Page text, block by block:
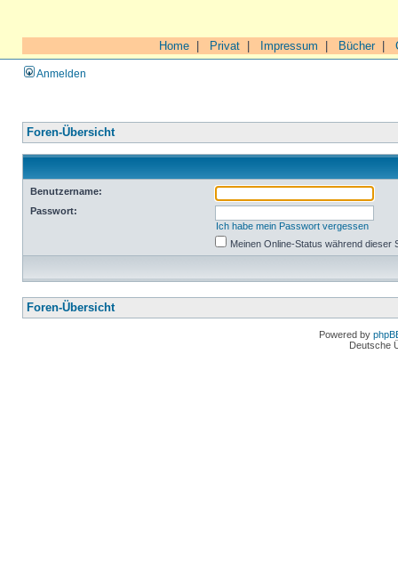
Home Privat Impressum Bücher|
Anmelden
Foren-Übersicht
Benutzername:
Passwort:
Ich habe mein Passwort vergessen
Meinen Online-Status während dieser
Foren-Übersicht
Powered by
Deutsche